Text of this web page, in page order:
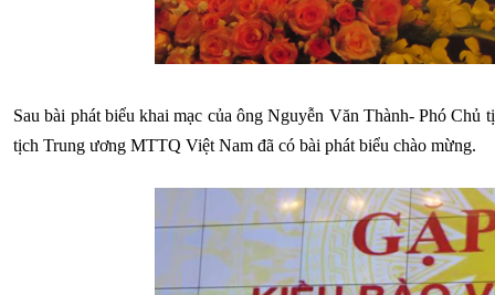
Sau bài phát biểu khai mạc của ông Nguyễn Văn Thành- Phó
tịch Trung ương MTTQ Việt Nam đã có bài phát biểu chào mừng.